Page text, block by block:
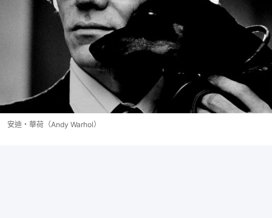
安迪・華荷（Andy Warhol）